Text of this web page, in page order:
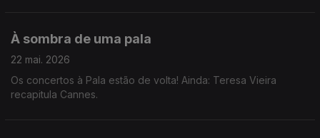
À sombra de uma pala
22 mai. 2026
Os concertos à Pala estão de volta! Ainda: Teresa Vieira
recapitula Cannes.